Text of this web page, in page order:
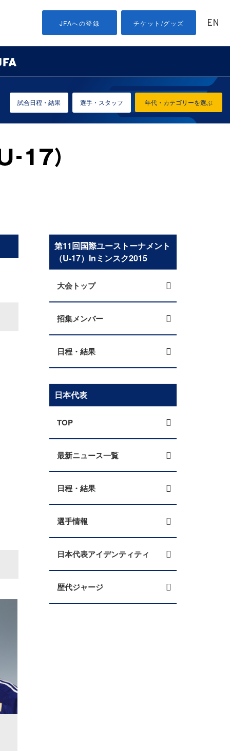
JFAへの登録 チケット/グッズ EN
年代・カテゴリーを選ぶ
試合日程・結果 選手・スタッフ
第11回国際ユーストーナメント
（U‐17）Inミンスク2015
大会トップ
招集メンバー
日程・結果
日本代表
TOP
最新ニュース一覧
日程・結果
選手情報
日本代表アイデンティティ
歴代ジャージ